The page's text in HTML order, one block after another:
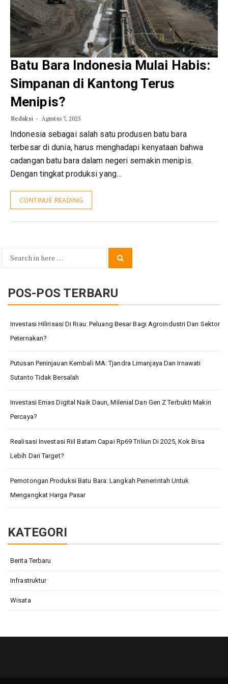
Batu Bara Indonesia Mulai Habis:
Simpanan di Kantong Terus
Menipis?
Redaksi Agustus 7, 2025
Indonesia sebagai salah satu produsen batu bara
terbesar di dunia, harus menghadapi kenyataan bahwa
cadangan batu bara dalam negeri semakin menipis.
Dengan tingkat produksi yang…
CONTINUE READING
Search
POS-POS TERBARU
Investasi Hilirisasi Di Riau: Peluang Besar Bagi Agroindustri Dan Sektor
Peternakan?
Putusan Peninjauan Kembali MA: Tjandra Limanjaya Dan Irnawati
Sutanto Tidak Bersalah
Investasi Emas Digital Naik Daun, Milenial Dan Gen Z Terbukti Makin
Percaya?
Realisasi Investasi Riil Batam Capai Rp69 Triliun Di 2025, Kok Bisa
Lebih Dari Target?
Pemotongan Produksi Batu Bara: Langkah Pemerintah Untuk
Mengangkat Harga Pasar
KATEGORI
Berita Terbaru
Infrastruktur
Wisata